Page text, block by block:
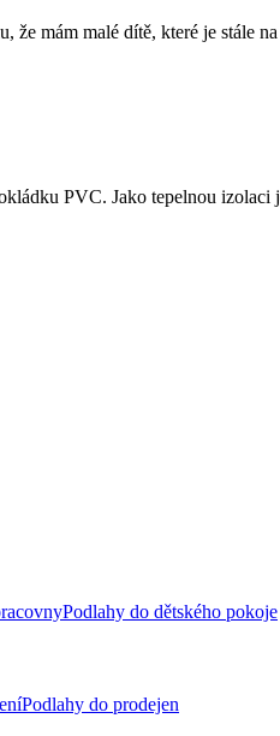
mám malé dítě, které je stále
PVC. Jako tepelnou
Podlahy do dětského pokoje
Podlahy do prodejen